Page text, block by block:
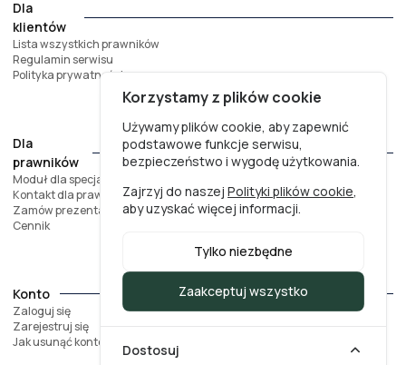
Dla
klientów
Lista wszystkich prawników
Regulamin serwisu
Polityka prywatności
Dla
prawników
Moduł dla specjalistów
Kontakt dla prawników
Zamów prezentację
Cennik
Konto
Zaloguj się
Zarejestruj się
Jak usunąć konto?
Korzystamy z plików cookie
Używamy plików cookie, aby zapewnić
podstawowe funkcje serwisu,
bezpieczeństwo i wygodę użytkowania.
Zajrzyj do naszejPolityki plików cookie,
aby uzyskać więcej informacji.
Tylko niezbędne
Zaakceptuj wszystko
Dostosuj